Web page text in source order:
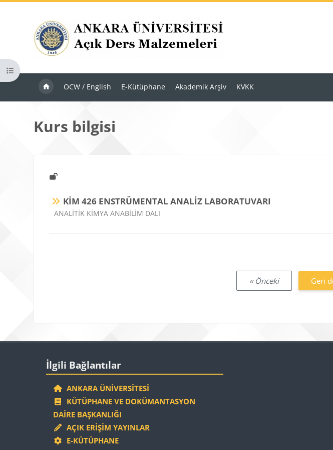
OCW / English E-Kütüphane Akademik Arşiv KVKK
Kurs dizinini aç
Kurs bilgisi
KİM 426 ENSTRÜMENTAL ANALİZ LABORATUVARI
Ders kategorisi
ANALİTİK KİMYA ANABİLİM DALI
« Önceki Geri
Bloklar
İlgili Bağlantılar
ANKARA ÜNIVERSITESI
KÜTÜPHANE VE DOKÜMANTASYON
DAIRE BAŞKANLIĞI
AÇIK ERIŞIM YAYINLAR
E-KÜTÜPHANE